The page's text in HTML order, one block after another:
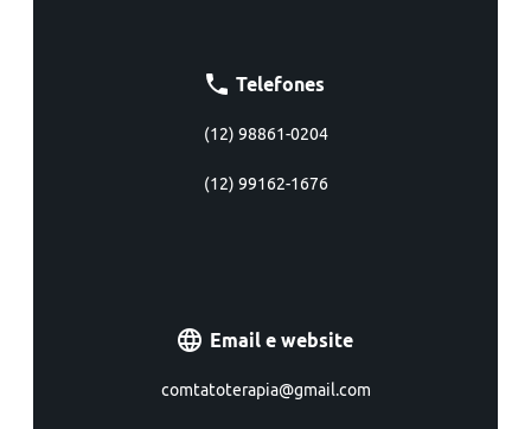
Telefones
(12) 98861-0204
(12) 99162-1676
Email e website
comtatoterapia@gmail.com